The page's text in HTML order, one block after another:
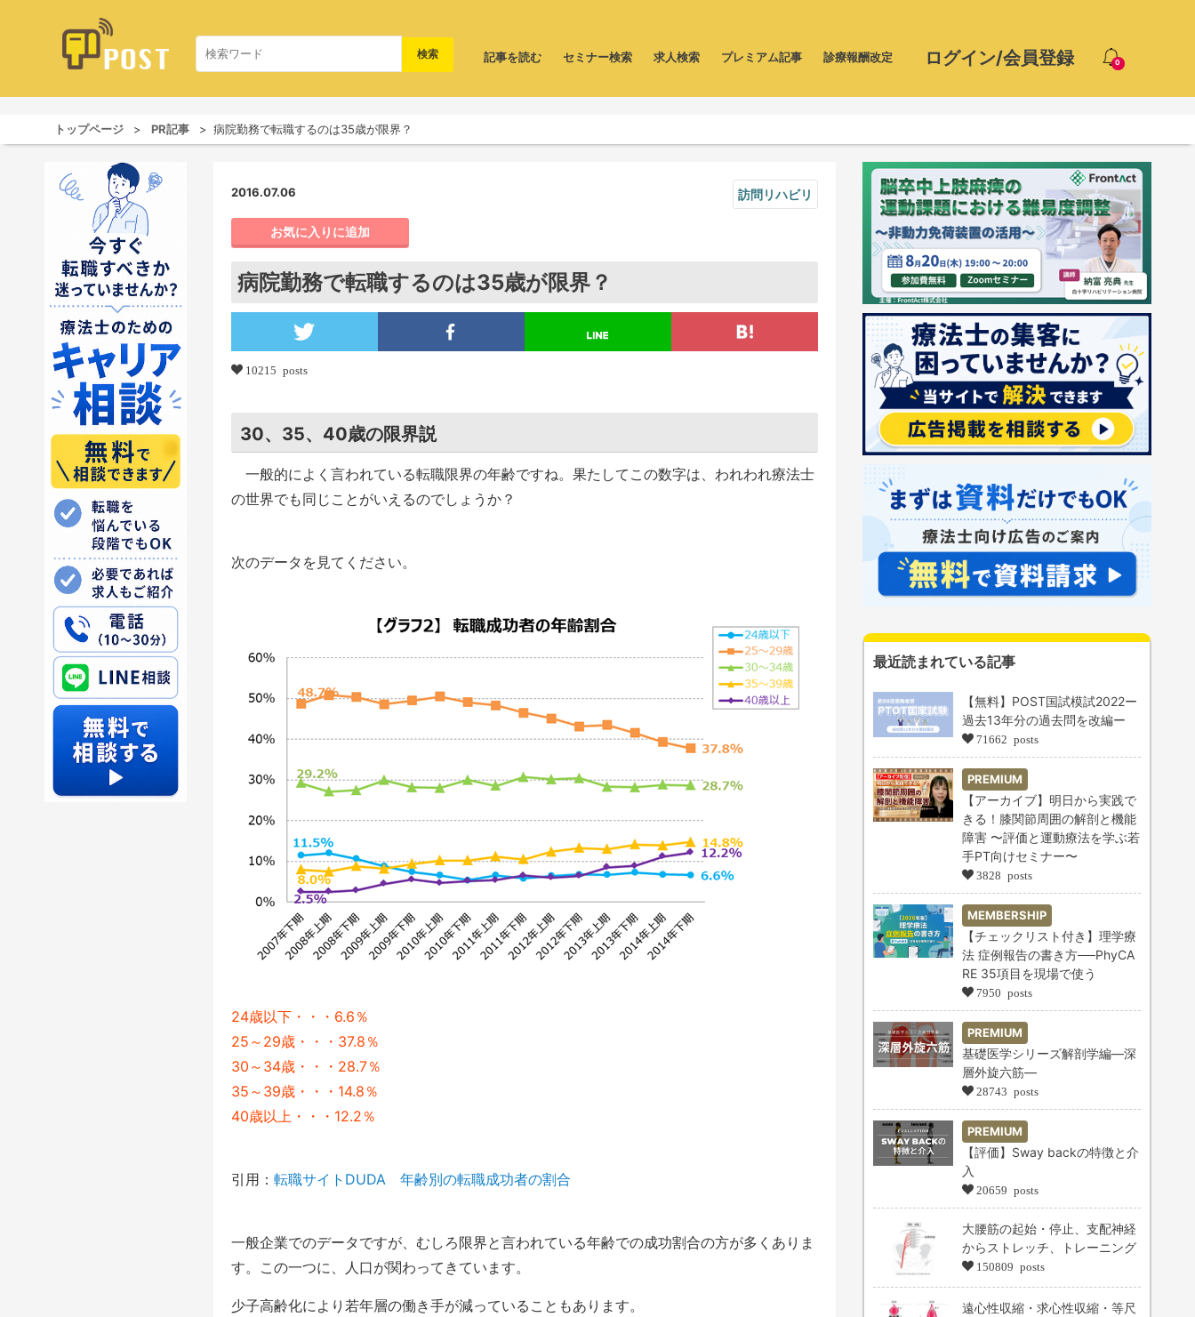
0
ログイン/会員登録
記事を読む セミナー検索 求人検索 プレミアム記事 診療報酬改定
トップページ PR記事 病院勤務で転職するのは35歳が限界？
2016.07.06 訪問リハビリ
お気に入りに追加
病院勤務で転職するのは35歳が限界？
10215 posts
30、35、40歳の限界説
一般的によく言われている転職限界の年齢ですね。果たしてこの数字は、われわれ療法士
の世界でも同じことがいえるのでしょうか？
次のデータを見てください。
24歳以下・・・6.6％
25～29歳・・・37.8％
30～34歳・・・28.7％
35～39歳・・・14.8％
40歳以上・・・12.2％
引用： 転職サイトDUDA 年齢別の転職成功者の割合
一般企業でのデータですが、むしろ限界と言われている年齢での成功割合の方が多くありま
す。この一つに、人口が関わってきています。
少子高齢化により若年層の働き手が減っていることもあります。
最近読まれている記事
【無料】POST国試模試2022ー
過去13年分の過去問を改編ー
71662 posts
PREMIUM
【アーカイブ】明日から実践で
きる！膝関節周囲の解剖と機能
障害 〜評価と運動療法を学ぶ若
手PT向けセミナー〜
3828 posts
MEMBERSHIP
【チェックリスト付き】理学療
法 症例報告の書き方──PhyCA
RE 35項目を現場で使う
7950 posts
PREMIUM
基礎医学シリーズ解剖学編―深
層外旋六筋―
28743 posts
PREMIUM
【評価】Sway backの特徴と介
入
20659 posts
大腰筋の起始・停止、支配神経
からストレッチ、トレーニング
150809 posts
遠心性収縮・求心性収縮・等尺